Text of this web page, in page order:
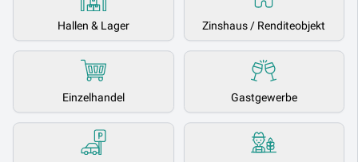
Hallen & Lager Zinshaus / Renditeobjekt
Einzelhandel Gastgewerbe